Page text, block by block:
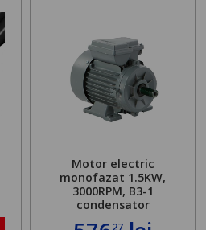
Motor electric
monofazat 1.5KW,
3000RPM, B3-1
condensator
27